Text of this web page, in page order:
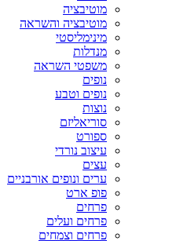
מוטיבציה
מוטיבציה והשראה
מינימליסטי
מנדלות
משפטי השראה
נופים
נופים וטבע
נוצות
סוריאליזם
ספורט
עיצוב נורדי
עצים
ערים ונופים אורבניים
פופ ארט
פרחים
פרחים ועלים
פרחים וצמחים